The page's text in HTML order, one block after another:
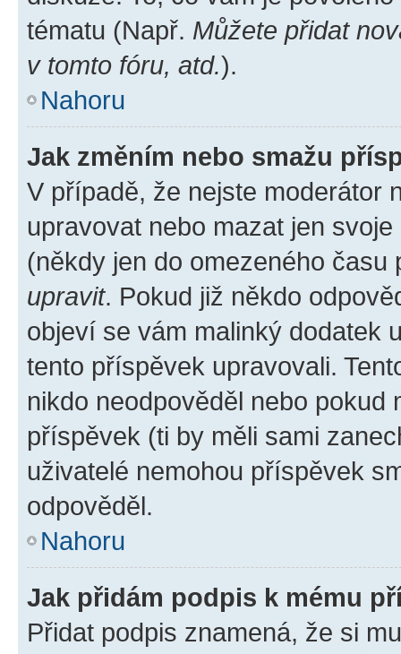
tématu (Např. Můžete přidat
v tomto fóru, atd.).
Nahoru
Jak změním nebo smažu
V případě, že nejste moderátor
upravovat nebo mazat jen
(někdy jen do omezeného
upravit. Pokud již někdo
objeví se vám malinký dodatek
tento příspěvek upravovali.
nikdo neodpověděl nebo pokud
příspěvek (ti by měli sami
uživatelé nemohou příspěvek
odpověděl.
Nahoru
Jak přidám podpis k mému
Přidat podpis znamená, že si